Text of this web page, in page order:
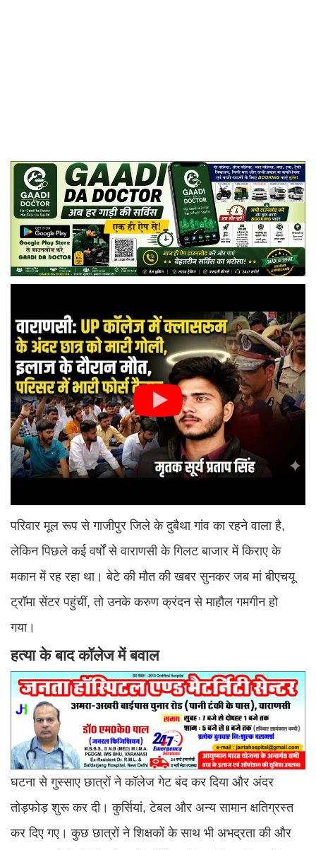
परिवार मूल रूप से गाजीपुर जिले के दुबैथा गांव का रहने वाला है,
लेकिन पिछले कई वर्षों से वाराणसी के गिलट बाजार में किराए के
मकान में रह रहा था। बेटे की मौत की खबर सुनकर जब मां बीएचयू
ट्रॉमा सेंटर पहुंचीं, तो उनके करुण क्रंदन से माहौल गमगीन हो
गया।
हत्या के बाद कॉलेज में बवाल
घटना से गुस्साए छात्रों ने कॉलेज गेट बंद कर दिया और अंदर
तोड़फोड़ शुरू कर दी। कुर्सियां, टेबल और अन्य सामान क्षतिग्रस्त
कर दिए गए। कुछ छात्रों ने शिक्षकों के साथ भी अभद्रता की और